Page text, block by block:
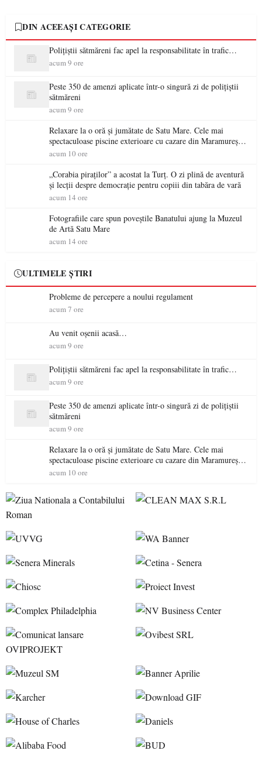
DIN ACEEAȘI CATEGORIE
Polițiștii sătmăreni fac apel la responsabilitate în trafic…
acum 9 ore
Peste 350 de amenzi aplicate într-o singură zi de polițiștii
sătmăreni
acum 9 ore
Relaxare la o oră și jumătate de Satu Mare. Cele mai
spectaculoase piscine exterioare cu cazare din Maramureș,
ideale pentru o escapadă de vară
acum 10 ore
„Corabia piraților” a acostat la Turț. O zi plină de aventură
și lecții despre democrație pentru copiii din tabăra de vară
acum 14 ore
Fotografiile care spun poveștile Banatului ajung la Muzeul
de Artă Satu Mare
acum 14 ore
ULTIMELE ȘTIRI
Probleme de percepere a noului regulament
acum 7 ore
Au venit oșenii acasă…
acum 9 ore
Polițiștii sătmăreni fac apel la responsabilitate în trafic…
acum 9 ore
Peste 350 de amenzi aplicate într-o singură zi de polițiștii
sătmăreni
acum 9 ore
Relaxare la o oră și jumătate de Satu Mare. Cele mai
spectaculoase piscine exterioare cu cazare din Maramureș,
ideale pentru o escapadă de vară
acum 10 ore